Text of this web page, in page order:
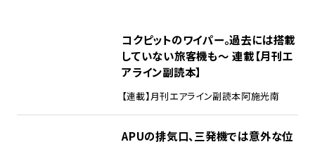
コクピットのワイパー。過去には搭載
していない旅客機も～ 連載【月刊エ
アライン副読本】
【連載】月刊エアライン副読本阿施光南
APUの排気口、三発機では意外な位